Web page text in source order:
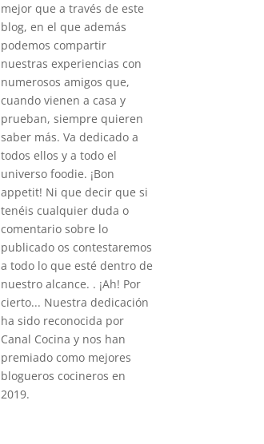
mejor que a través de este
blog, en el que además
podemos compartir
nuestras experiencias con
numerosos amigos que,
cuando vienen a casa y
prueban, siempre quieren
saber más. Va dedicado a
todos ellos y a todo el
universo foodie. ¡Bon
appetit! Ni que decir que si
tenéis cualquier duda o
comentario sobre lo
publicado os contestaremos
a todo lo que esté dentro de
nuestro alcance. . ¡Ah! Por
cierto... Nuestra dedicación
ha sido reconocida por
Canal Cocina y nos han
premiado como mejores
blogueros cocineros en
2019.